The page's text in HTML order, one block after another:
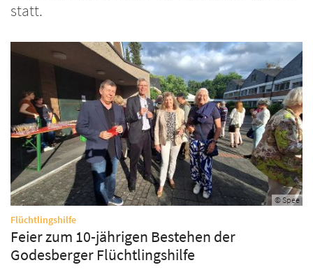
statt.
© Spee
Flüchtlingshilfe:
Feier zum 10-jährigen Bestehen der
Godesberger Flüchtlingshilfe